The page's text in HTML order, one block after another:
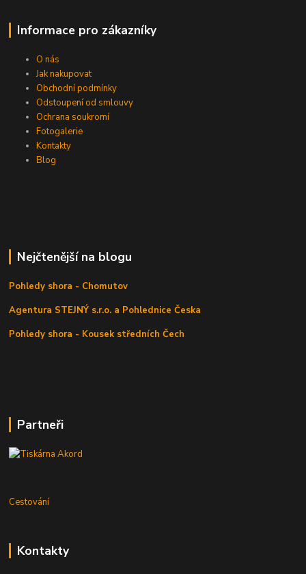
Informace pro zákazníky
O nás
Jak nakupovat
Obchodní podmínky
Odstoupení od smlouvy
Ochrana soukromí
Fotogalerie
Kontakty
Blog
Nejčtenější na blogu
Pohledy shora - Chomutov
Agentura STEJNÝ s.r.o. a Pohlednice Česka
Pohledy shora - Kousek středních Čech
Partneři
Cestování
Kontakty